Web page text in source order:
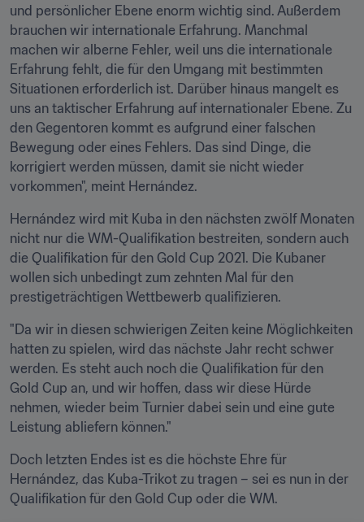
und persönlicher Ebene enorm wichtig sind. Außerdem
brauchen wir internationale Erfahrung. Manchmal
machen wir alberne Fehler, weil uns die internationale
Erfahrung fehlt, die für den Umgang mit bestimmten
Situationen erforderlich ist. Darüber hinaus mangelt es
uns an taktischer Erfahrung auf internationaler Ebene. Zu
den Gegentoren kommt es aufgrund einer falschen
Bewegung oder eines Fehlers. Das sind Dinge, die
korrigiert werden müssen, damit sie nicht wieder
vorkommen", meint Hernández.
Hernández wird mit Kuba in den nächsten zwölf Monaten
nicht nur die WM-Qualifikation bestreiten, sondern auch
die Qualifikation für den Gold Cup 2021. Die Kubaner
wollen sich unbedingt zum zehnten Mal für den
prestigeträchtigen Wettbewerb qualifizieren.
"Da wir in diesen schwierigen Zeiten keine Möglichkeiten
hatten zu spielen, wird das nächste Jahr recht schwer
werden. Es steht auch noch die Qualifikation für den
Gold Cup an, und wir hoffen, dass wir diese Hürde
nehmen, wieder beim Turnier dabei sein und eine gute
Leistung abliefern können."
Doch letzten Endes ist es die höchste Ehre für
Hernández, das Kuba-Trikot zu tragen – sei es nun in der
Qualifikation für den Gold Cup oder die WM.